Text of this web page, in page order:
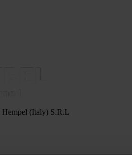
Hempel (Italy) S.R.L